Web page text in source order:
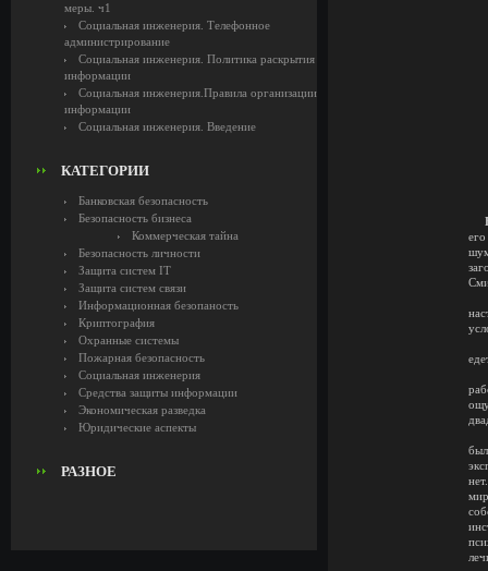
меры. ч1
Социальная инженерия. Телефонное
администрирование
Социальная инженерия. Политика раскрытия
информации
Социальная инженерия.Правила организации
информации
Социальная инженерия. Введение
КАТЕГОРИИ
Банковская безопасность
Безопасность бизнеса
Коммерческая тайна
Безопасность личности
Защита систем IT
Защита систем связи
Информационная безопаность
Криптография
Охранные системы
Пожарная безопасность
Социальная инженерия
Средства защиты информации
Экономическая разведка
Юридические аспекты
РАЗНОЕ